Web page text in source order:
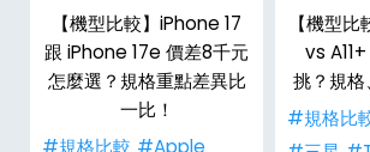
【機型比較】iPhone 17
跟 iPhone 17e 價差8千元
怎麼選？規格重點差異比
一比！
#規格比較 #Apple
【機型
vs
挑？規格
#規格比